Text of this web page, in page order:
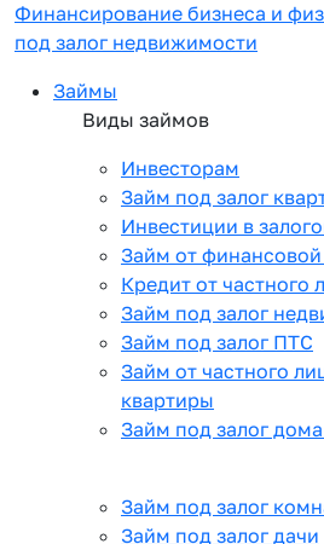
Финансирование бизнеса и
под залог недвижимости
Займы
Виды займов
Инвесторам
Займ под залог
Инвестиции в
Займ от
Кредит от частного
Займ под залог
Займ под залог ПТС
Займ от частного
квартиры
Займ под залог
Займ под залог
Займ под залог дачи